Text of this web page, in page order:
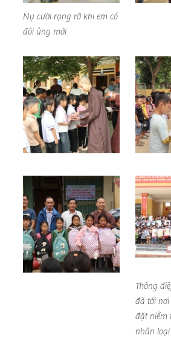
Nụ cười rạng rỡ khi em có
đôi ủng mới
Thông
đã tới nơi
đặt niềm
nhân loại